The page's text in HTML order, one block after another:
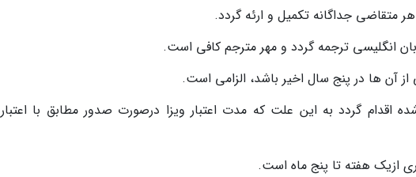
متقاضی جداگانه تکمیل و ارئه گردد.
انگلیسی ترجمه گردد و مهر مترجم کافی است.
آن ها در پنج سال اخیر باشد، الزامی است.
اقدام گردد به این علت که مدت اعتبار ویزا درصورت صدور مطابق با اعتبار
ازیک هفته تا پنج ماه است.